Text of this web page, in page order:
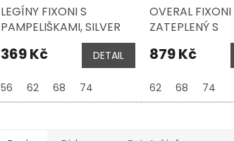
LEGÍNY FIXONI S
PAMPELIŠKAMI, SILVER
369 Kč DETAIL
56 62 68 74
OVERAL FIXONI
ZATEPLENÝ S
PEONY
879 Kč
62 68 74